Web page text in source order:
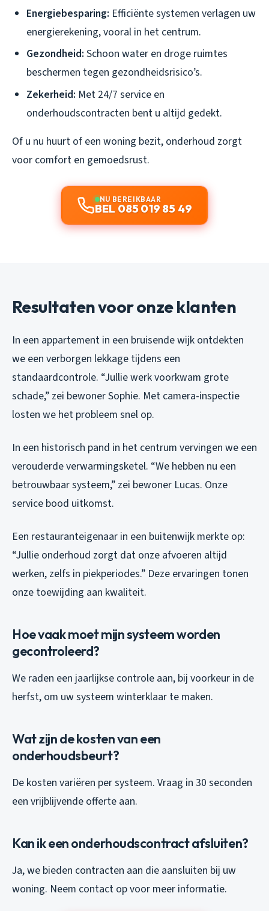
Energiebesparing: Efficiënte systemen verlagen uw
energierekening, vooral in het centrum.
Gezondheid: Schoon water en droge ruimtes
beschermen tegen gezondheidsrisico’s.
Zekerheid: Met 24/7 service en
onderhoudscontracten bent u altijd gedekt.
Of u nu huurt of een woning bezit, onderhoud zorgt
voor comfort en gemoedsrust.
NU BEREIKBAAR
BEL 085 019 85 49
Resultaten voor onze klanten
In een appartement in een bruisende wijk ontdekten
we een verborgen lekkage tijdens een
standaardcontrole. “Jullie werk voorkwam grote
schade,” zei bewoner Sophie. Met camera-inspectie
losten we het probleem snel op.
In een historisch pand in het centrum vervingen we een
verouderde verwarmingsketel. “We hebben nu een
betrouwbaar systeem,” zei bewoner Lucas. Onze
service bood uitkomst.
Een restauranteigenaar in een buitenwijk merkte op:
“Jullie onderhoud zorgt dat onze afvoeren altijd
werken, zelfs in piekperiodes.” Deze ervaringen tonen
onze toewijding aan kwaliteit.
Hoe vaak moet mijn systeem worden
gecontroleerd?
We raden een jaarlijkse controle aan, bij voorkeur in de
herfst, om uw systeem winterklaar te maken.
Wat zijn de kosten van een
onderhoudsbeurt?
De kosten variëren per systeem. Vraag in 30 seconden
een vrijblijvende offerte aan.
Kan ik een onderhoudscontract afsluiten?
Ja, we bieden contracten aan die aansluiten bij uw
woning. Neem contact op voor meer informatie.